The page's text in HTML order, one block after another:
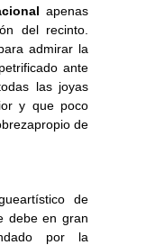
apenas
del recinto.
admirar la
ante
las joyas
y que poco
de
de
debe en gran
por la